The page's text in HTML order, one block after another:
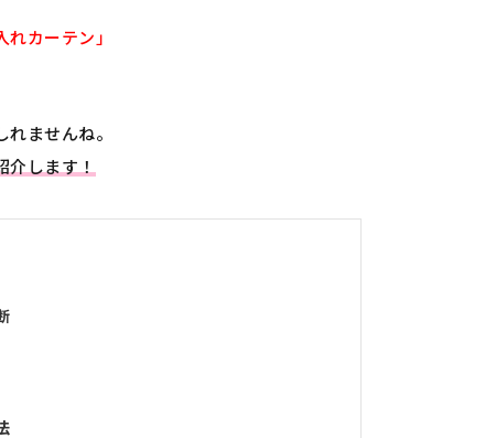
れカーテン」
ませんね。
介します！